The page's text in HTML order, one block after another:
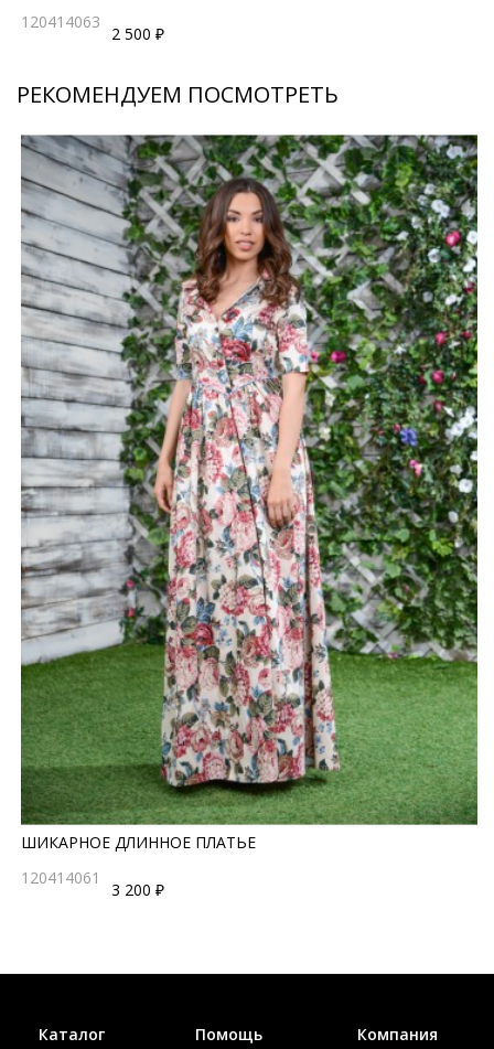
120414063
2 500 ₽
РЕКОМЕНДУЕМ ПОСМОТРЕТЬ
ШИКАРНОЕ ДЛИННОЕ ПЛАТЬЕ
120414061
3 200 ₽
Каталог Помощь Компания